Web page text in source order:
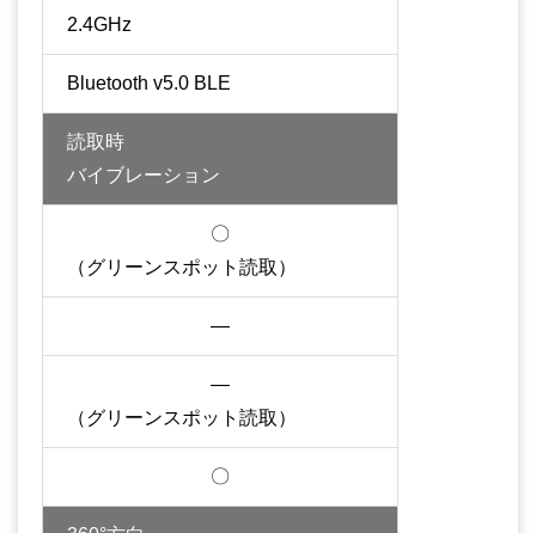
2.4GHz
Bluetooth v5.0 BLE
読取時
バイブレーション
〇
（グリーンスポット読取）
—
—
（グリーンスポット読取）
〇